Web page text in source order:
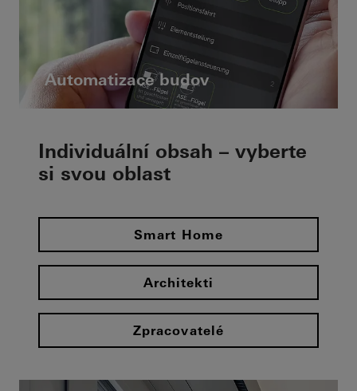
Automatizace budov
Individuální obsah – vyberte
si svou oblast
Smart Home
Architekti
Zpracovatelé